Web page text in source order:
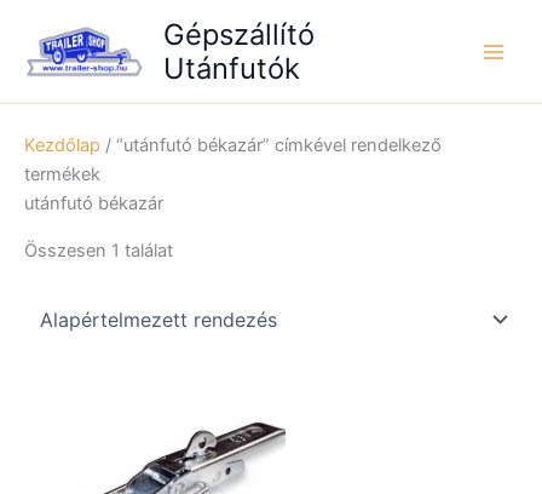
content
Gépszállító
Utánfutók
Kezdőlap / “utánfutó békazár” címkével rendelkező
termékek
utánfutó békazár
Összesen 1 találat